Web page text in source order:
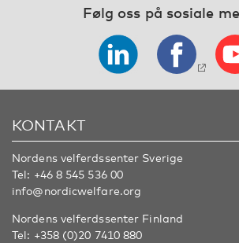
Følg oss på sosiale
KONTAKT
Nordens velferdssenter Sverige
Tel: +46 8 545 536 00
info@nordicwelfare.org
Nordens velferdssenter Finland
Tel: +358 (0)20 7410 880